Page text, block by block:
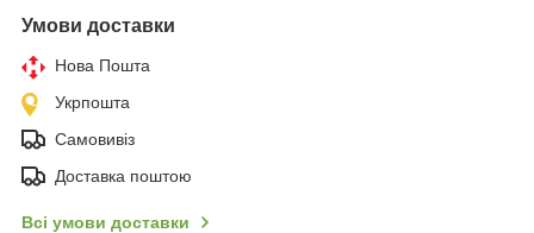
Умови доставки
Нова Пошта
Укрпошта
Самовивіз
Доставка поштою
Всі умови доставки